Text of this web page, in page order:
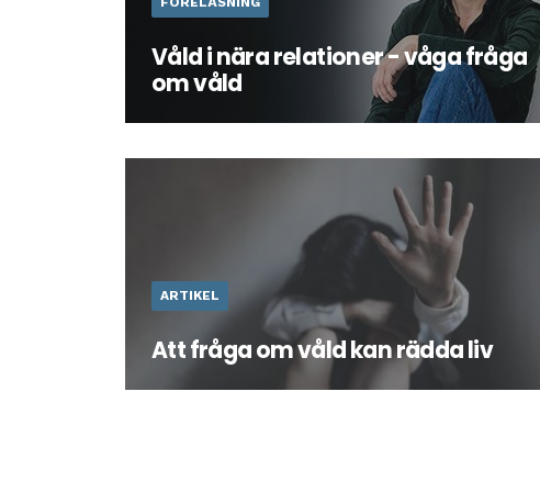
Våld i nära relationer - våga fråga
om våld
Våld i nära relationer är ett stort
tecken på våldsutsatthet och om den hjälp
som finns att få kan vara livsviktigt.
ARTIKEL
Att fråga om våld kan rädda liv
Läs artikel "Att fråga om våld räddar liv" av